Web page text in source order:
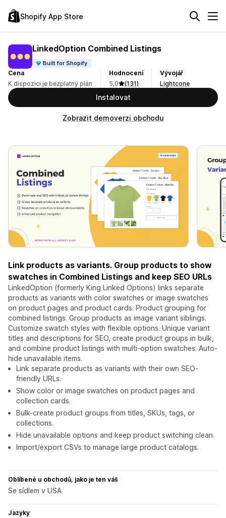
Shopify App Store
LinkedOption Combined Listings
Built for Shopify
Cena
K dispozici je bezplatný plán
Hodnocení
5,0
(131)
Vývojář
Lightcone
Instalovat
Zobrazit demoverzi obchodu
Link products as variants. Group products to show
swatches in Combined Listings and keep SEO URLs
LinkedOption (formerly King Linked Options) links separate
products as variants with color swatches or image swatches
on product pages and product cards. Product grouping for
combined listings. Group products as image variant siblings.
Customize swatch styles with flexible options. Unique variant
titles and descriptions for SEO, create product groups in bulk,
and combine product listings with multi-option swatches. Auto-
hide unavailable items.
Link separate products as variants with their own SEO-
friendly URLs.
Show color or image swatches on product pages and
collection cards.
Bulk-create product groups from titles, SKUs, tags, or
collections.
Hide unavailable options and keep product switching clean.
Import/export CSVs to manage large product catalogs.
Oblíbené u obchodů, jako je ten váš
Se sídlem v USA
Jazyky